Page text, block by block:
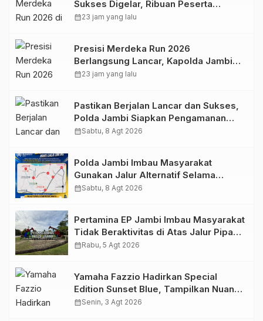
Sukses Digelar, Ribuan Peserta
Ramaikan Event Nasional
calendar_month23 jam yang lalu
Presisi Merdeka Run 2026
Berlangsung Lancar, Kapolda Jambi
Ucapkan Terimakasih dan Apresiasi
calendar_month23 jam yang lalu
Pastikan Berjalan Lancar dan Sukses,
Polda Jambi Siapkan Pengamanan
Berlapis untuk 8.750 Pelari, 1.848
calendar_monthSabtu, 8 Agt 2026
Polda Jambi Imbau Masyarakat
Gunakan Jalur Alternatif Selama
Pelaksanaan Presisi Merdeka Run
calendar_monthSabtu, 8 Agt 2026
Pertamina EP Jambi Imbau Masyarakat
Tidak Beraktivitas di Atas Jalur Pipa
Migas Demi Keselamatan Bersama
calendar_monthRabu, 5 Agt 2026
Yamaha Fazzio Hadirkan Special
Edition Sunset Blue, Tampilkan Nuansa
Retro Summer yang Semakin Skena
calendar_monthSenin, 3 Agt 2026